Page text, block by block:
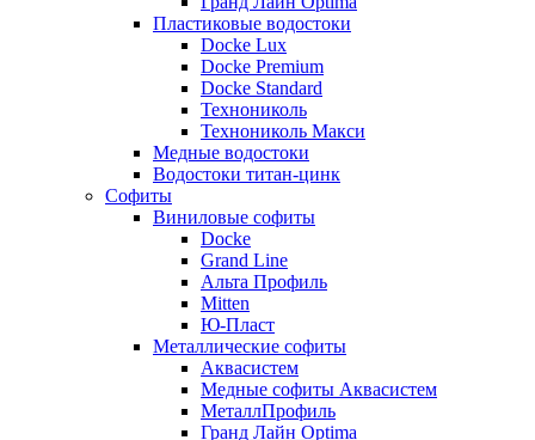
Пластиковые водостоки
Docke Lux
Docke Premium
Docke Standard
Технониколь
Технониколь Макси
Медные водостоки
Водостоки титан-цинк
Софиты
Виниловые софиты
Docke
Grand Line
Альта Профиль
Mitten
Ю-Пласт
Металлические софиты
Аквасистем
Медные софиты Аквасистем
МеталлПрофиль
Гранд Лайн Optima